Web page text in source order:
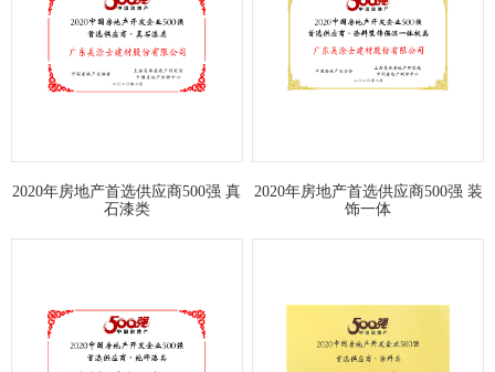
2020年房地产首选供应商500强 真
石漆类
2020年房地产首选供应商500强 装
饰一体